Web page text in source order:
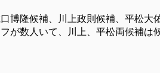
博隆候補、川上政則候補、平松
が数人いて、川上、平松両候補は